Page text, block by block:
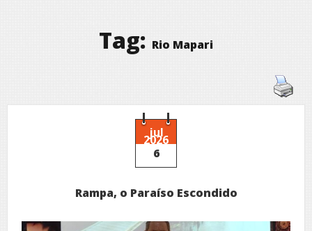
Tag: Rio Mapari
jul
2026
6
Rampa, o Paraíso Escondido